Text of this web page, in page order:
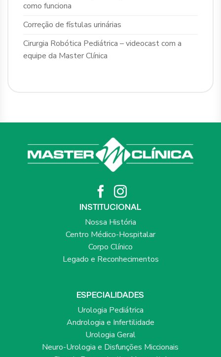
como funciona
Correção de fístulas urinárias
Cirurgia Robótica Pediátrica – videocast com a
equipe da Master Clínica
INSTITUCIONAL
Nossa História
Centro Médico-Hospitalar
Corpo Clínico
Legado e Reconhecimentos
ESPECIALIDADES
Urologia Pediátrica
Andrologia e Infertilidade
Urologia Geral
Neuro-Urologia e Disfunções Miccionais